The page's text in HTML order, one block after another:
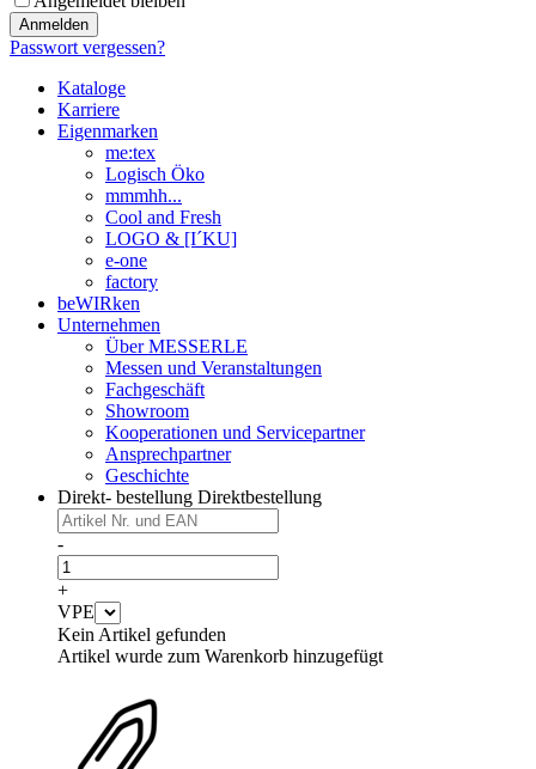
Anmelden
Passwort vergessen?
Kataloge
Karriere
Eigenmarken
me:tex
Logisch Öko
mmmhh...
Cool and Fresh
LOGO & [I´KU]
e-one
factory
beWIRken
Unternehmen
Über MESSERLE
Messen und Veranstaltungen
Fachgeschäft
Showroom
Kooperationen und Servicepartner
Ansprechpartner
Geschichte
Direkt- bestellung Direktbestellung
-
+
VPE
Kein Artikel gefunden
Artikel wurde zum Warenkorb hinzugefügt